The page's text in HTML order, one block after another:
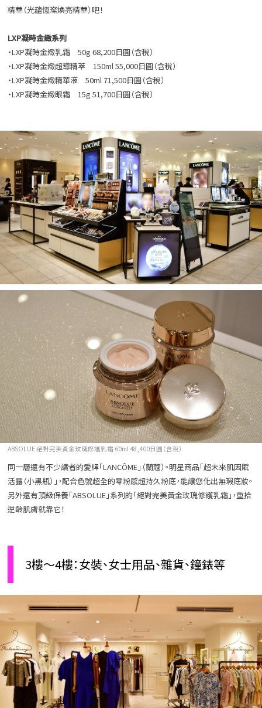
精華（光蘊恆璨煥亮精華）吧！
LXP凝時金緻系列
・LXP凝時金緻乳霜 50g 68,200日圓（含稅）
・LXP凝時金緻超導精萃 150ml 55,000日圓（含稅）
・LXP凝時金緻精華液 50ml 71,500日圓（含稅）
・LXP凝時金緻眼霜 15g 51,700日圓（含稅）
ABSOLUE 絕對完美黃金玫瑰修護乳霜 60ml 48,400日圓（含稅）
同一層還有不少讀者的愛牌「LANCÔME」（蘭蔻）。明星商品「超未來肌因賦
活露（小黑瓶）」，配合色號超全的零粉感超持久粉底，能讓您化出無瑕底妝。
另外還有頂級保養「ABSOLUE」系列的「絕對完美黃金玫瑰修護乳霜」，重拾
逆齡肌膚就靠它！
3樓～4樓：女裝、女士用品、雜貨、鐘錶等